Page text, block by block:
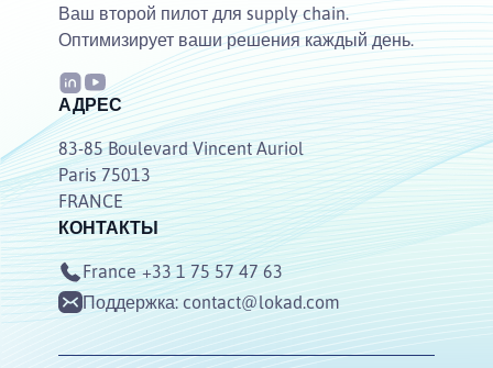
Ваш второй пилот для supply chain.
Оптимизирует ваши решения каждый день.
АДРЕС
83-85 Boulevard Vincent Auriol
Paris 75013
FRANCE
КОНТАКТЫ
France +33 1 75 57 47 63
Поддержка: contact@lokad.com